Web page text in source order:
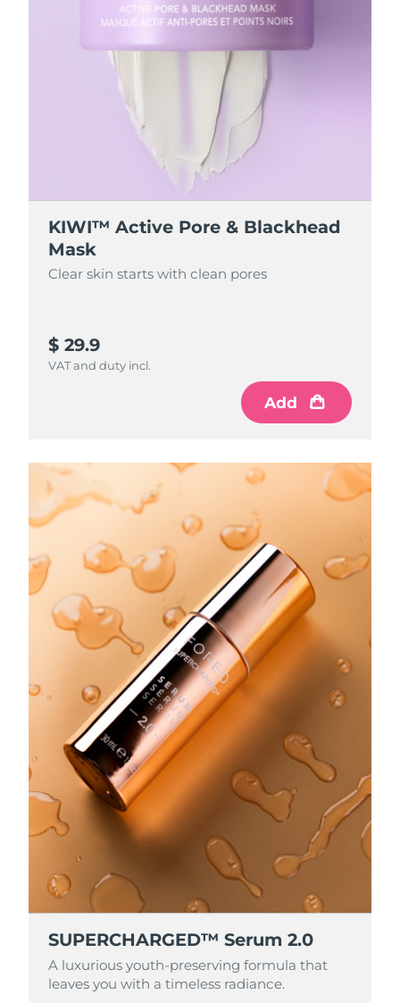
KIWI™ Active Pore & Blackhead
Mask
Clear skin starts with clean pores
$ 29.9
VAT and duty incl.
Add
SUPERCHARGED™ Serum 2.0
A luxurious youth-preserving formula that
leaves you with a timeless radiance.